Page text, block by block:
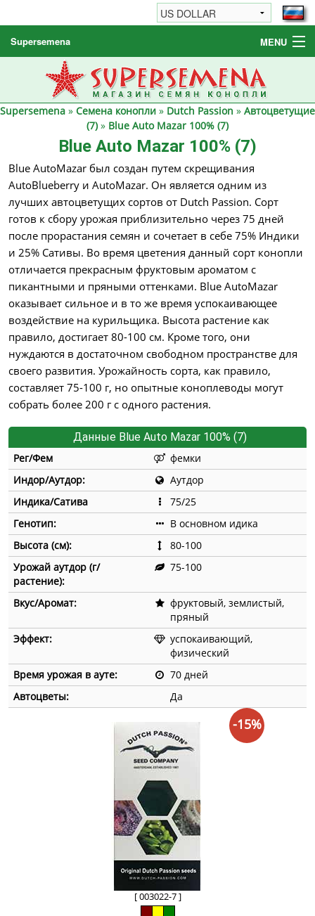
Supersemena MENU
Семена конопли
Другие товары
Как заказать / FAQ
Supersemena » Семена конопли » Dutch Passion » Автоцветущие
(7)» Blue Auto Mazar 100% (7)
Blue Auto Mazar 100% (7)
Blue AutoMazar был создан путем скрещивания
AutoBlueberry и AutoMazar. Он является одним из
лучших автоцветущих сортов от Dutch Passion. Сорт
готов к сбору урожая приблизительно через 75 дней
после прорастания семян и сочетает в себе 75% Индики
и 25% Сативы. Во время цветения данный сорт конопли
отличается прекрасным фруктовым ароматом с
пикантными и пряными оттенками. Blue AutoMazar
оказывает сильное и в то же время успокаивающее
воздействие на курильщика. Высота растение как
правило, достигает 80-100 см. Кроме того, они
нуждаются в достаточном свободном пространстве для
своего развития. Урожайность сорта, как правило,
составляет 75-100 г, но опытные коноплеводы могут
собрать более 200 г с одного растения.
Данные Blue Auto Mazar 100% (7)
Рег/Фем
фемки
Индор/Аутдор:
Аутдор
Индика/Сатива
75/25
Генотип:
В основном идика
Высота (см):
80-100
Урожай аутдор (г/
растение):
75-100
Вкус/Аромат:
фруктовый, землистый,
пряный
Эффект:
успокаивающий,
физический
Время урожая в ауте:
70 дней
Автоцветы:
Да
[ 003022-7 ]
-15%